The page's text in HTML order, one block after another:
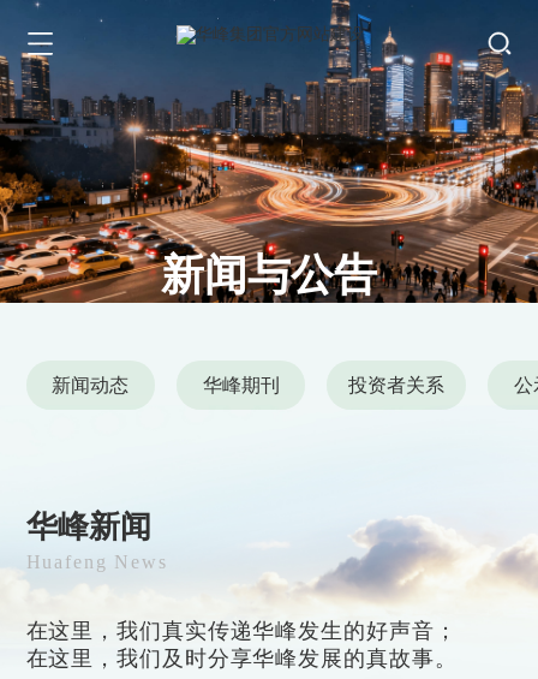
新闻与公告
新闻动态 华峰期刊 投资者关系 公
华峰新闻
Huafeng News
在这里，我们真实传递华峰发生的好声音；
在这里，我们及时分享华峰发展的真故事。